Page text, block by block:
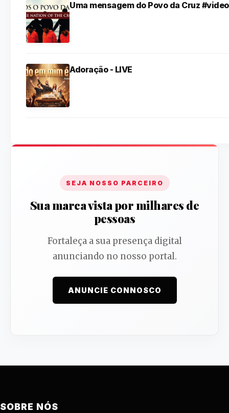
Uma mensagem do Povo da Cruz #video
Adoração - LIVE
SEJA NOSSO PARCEIRO
Sua marca vista por milhares de
pessoas
Fortaleça a sua presença digital
anunciando no nosso portal.
ANUNCIE CONNOSCO
SOBRE NÓS